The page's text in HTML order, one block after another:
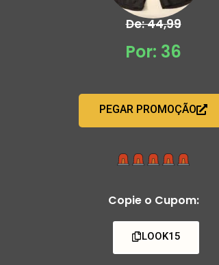
De: 44,99
Por: 36
PEGAR PROMOÇÃO
Copie o Cupom:
LOOK15